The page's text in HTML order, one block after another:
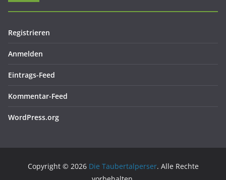
Registrieren
Anmelden
Eintrags-Feed
Kommentar-Feed
WordPress.org
Copyright © 2026 Die Taubertalperser. Alle Rechte